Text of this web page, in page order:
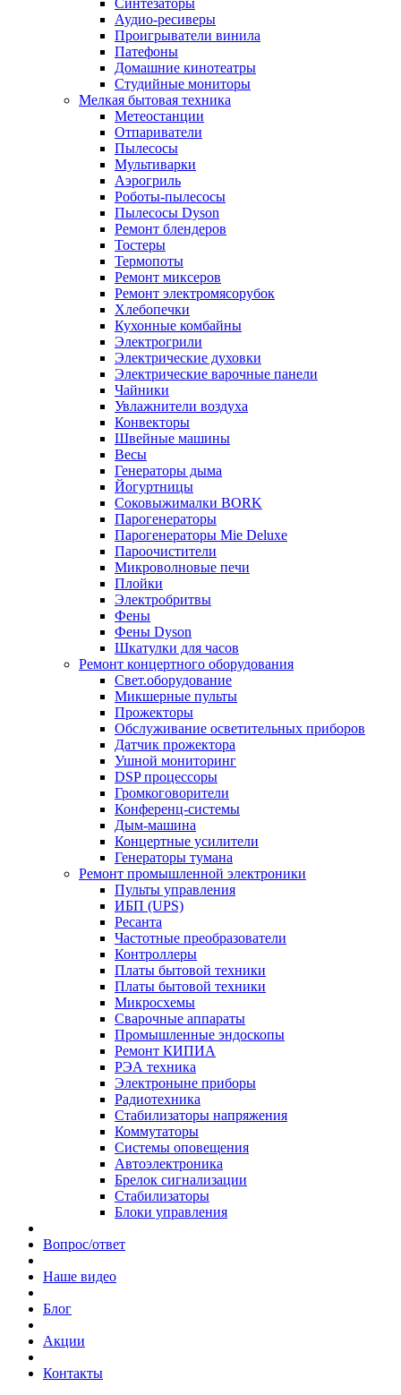
Синтезаторы
Аудио-ресиверы
Проигрыватели винила
Патефоны
Домашние кинотеатры
Студийные мониторы
Мелкая бытовая техника
Метеостанции
Отпариватели
Пылесосы
Мультиварки
Аэрогриль
Роботы-пылесосы
Пылесосы Dyson
Ремонт блендеров
Тостеры
Термопоты
Ремонт миксеров
Ремонт электромясорубок
Хлебопечки
Кухонные комбайны
Электрогрили
Электрические духовки
Электрические варочные панели
Чайники
Увлажнители воздуха
Конвекторы
Швейные машины
Весы
Генераторы дыма
Йогуртницы
Соковыжималки BORK
Парогенераторы
Парогенераторы Mie Deluxe
Пароочистители
Микроволновые печи
Плойки
Электробритвы
Фены
Фены Dyson
Шкатулки для часов
Ремонт концертного оборудования
Свет.оборудование
Микшерные пульты
Прожекторы
Обслуживание осветительных приборов
Датчик прожектора
Ушной мониторинг
DSP процессоры
Громкоговорители
Конференц-системы
Дым-машина
Концертные усилители
Генераторы тумана
Ремонт промышленной электроники
Пульты управления
ИБП (UPS)
Ресанта
Частотные преобразователи
Контроллеры
Платы бытовой техники
Платы бытовой техники
Микросхемы
Сварочные аппараты
Промышленные эндоскопы
Ремонт КИПИА
РЭА техника
Электроныне приборы
Радиотехника
Стабилизаторы напряжения
Коммутаторы
Системы оповещения
Автоэлектроника
Брелок сигнализации
Стабилизаторы
Блоки управления
Вопрос/ответ
Наше видео
Блог
Акции
Контакты